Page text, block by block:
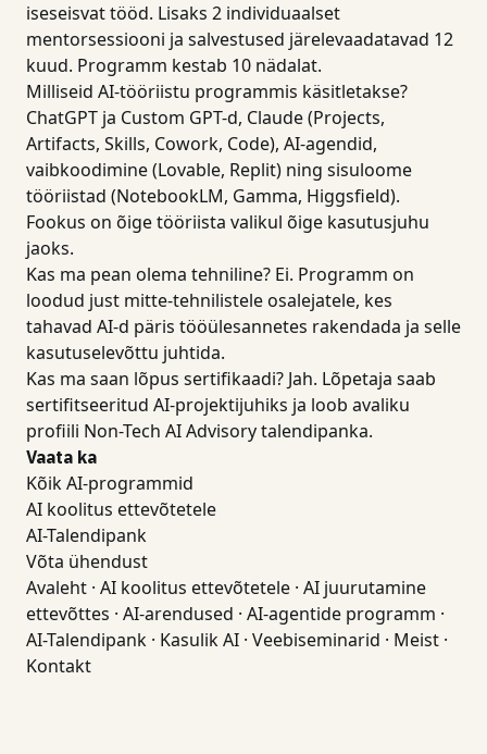
iseseisvat tööd. Lisaks 2 individuaalset
mentorsessiooni ja salvestused järelevaadatavad 12
kuud. Programm kestab 10 nädalat.
Milliseid AI-tööriistu programmis käsitletakse?
ChatGPT ja Custom GPT-d, Claude (Projects,
Artifacts, Skills, Cowork, Code), AI-agendid,
vaibkoodimine (Lovable, Replit) ning sisuloome
tööriistad (NotebookLM, Gamma, Higgsfield).
Fookus on õige tööriista valikul õige kasutusjuhu
jaoks.
Kas ma pean olema tehniline? Ei. Programm on
loodud just mitte-tehnilistele osalejatele, kes
tahavad AI-d päris tööülesannetes rakendada ja selle
kasutuselevõttu juhtida.
Kas ma saan lõpus sertifikaadi? Jah. Lõpetaja saab
sertifitseeritud AI-projektijuhiks ja loob avaliku
profiili Non-Tech AI Advisory talendipanka.
Vaata ka
Kõik AI-programmid
AI koolitus ettevõtetele
AI-Talendipank
Võta ühendust
Avaleht · AI koolitus ettevõtetele · AI juurutamine
ettevõttes · AI-arendused · AI-agentide programm ·
AI-Talendipank · Kasulik AI · Veebiseminarid · Meist ·
Kontakt